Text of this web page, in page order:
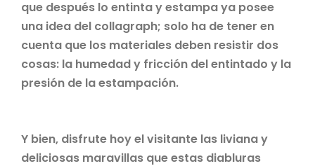
que después lo entinta y estampa ya posee
una idea del collagraph; solo ha de tener en
cuenta que los materiales deben resistir dos
cosas: la humedad y fricción del entintado y la
presión de la estampación.
Y bien, disfrute hoy el visitante las liviana y
deliciosas maravillas que estas diabluras